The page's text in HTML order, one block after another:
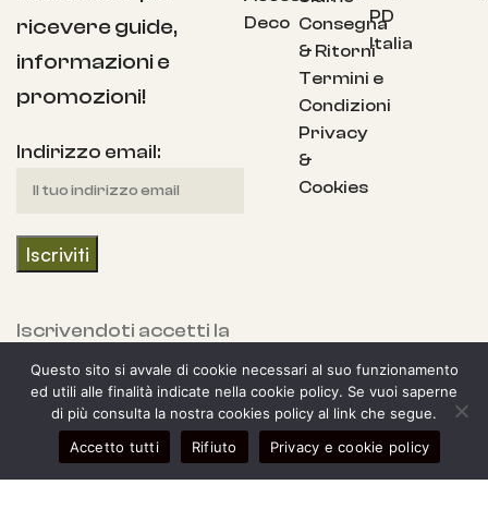
ricevere guide,
informazioni e
promozioni!
Indirizzo email:
Iscrivendoti accetti la
nostra Informativa
sulla privacy e fornisci
il consenso a ricevere
aggiornamenti dalla
nostra azienda.
Deco Consegna
& Ritorni
Termini e
Condizioni
Privacy
&
Cookies
PD
Italia
laterale
Il mio account
0
Carrello
Questo sito si avvale di cookie necessari al suo funzionamento
ed utili alle finalità indicate nella cookie policy. Se vuoi saperne
di più consulta la nostra cookies policy al link che segue.
Accetto tutti
Rifiuto Privacy e cookie policy